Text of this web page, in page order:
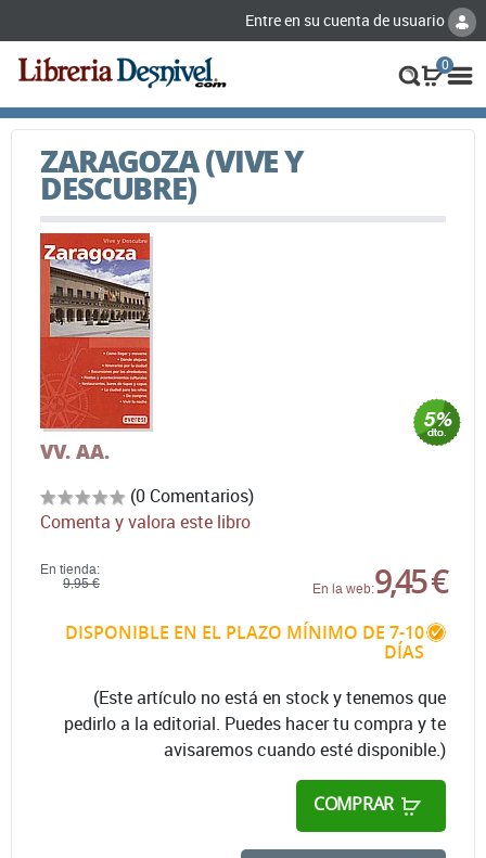
Entre en su cuenta de usuario
0
ZARAGOZA (VIVE Y
DESCUBRE)
VV. AA.
(0 Comentarios)
Comenta y valora este libro
En tienda:
9,95 €
En la web:9,45 €
DISPONIBLE EN EL PLAZO MÍNIMO DE 7-10
DÍAS
(Este artículo no está en stock y tenemos que
pedirlo a la editorial. Puedes hacer tu compra y te
avisaremos cuando esté disponible.)
COMPRAR